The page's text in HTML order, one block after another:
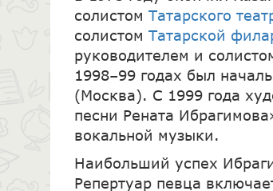
солистомТатарского
солистомТатарской
руководителем и
1998–99 годах был
(Москва). С 1999 года
песни Рената
вокальной музыки.
Наибольший успех
Репертуар певца